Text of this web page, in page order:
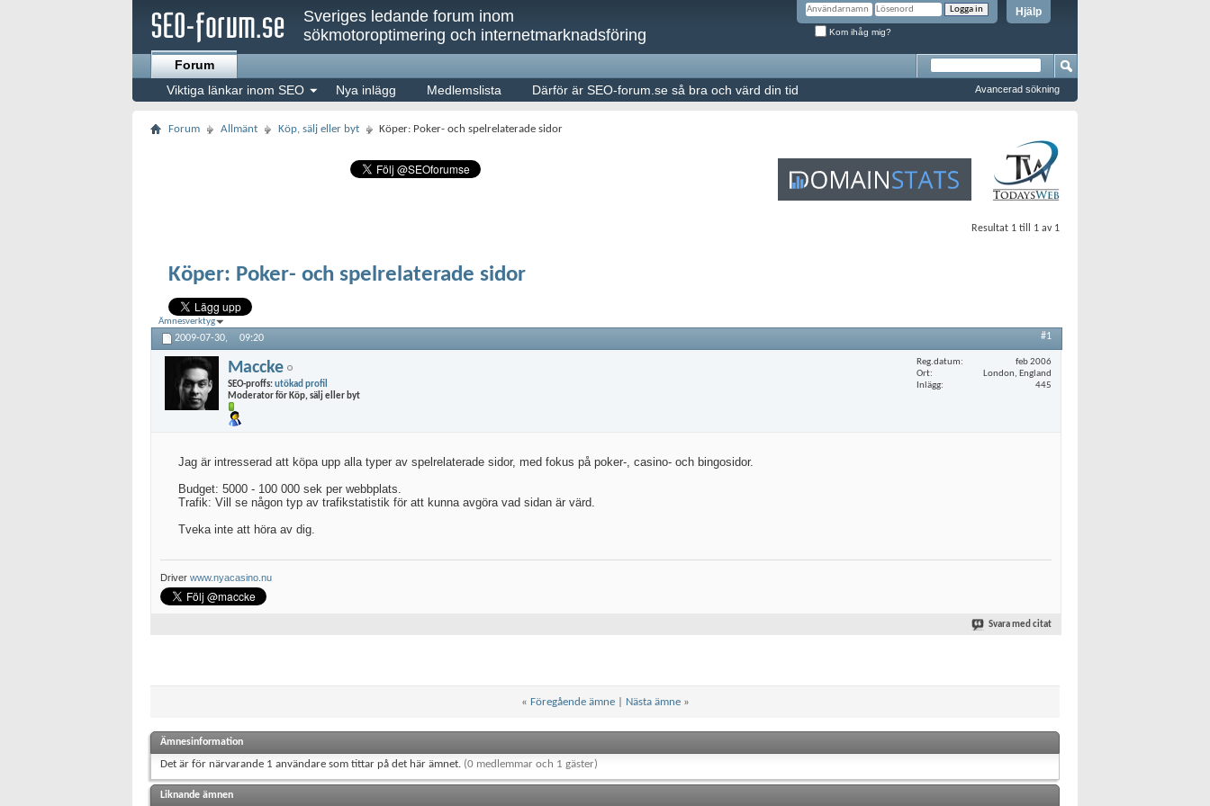
Hjälp
Kom ihåg mig?
Sveriges ledande forum inom
sökmotoroptimering och internetmarknadsföring
Forum
Viktiga länkar inom SEO
Nya inlägg Medlemslista Därför är SEO-forum.se så bra och värd din tid Avancerad sökning
Forum Allmänt Köp, sälj eller byt Köper: Poker- och spelrelaterade sidor
Resultat 1 till 1 av 1
Köper: Poker- och spelrelaterade sidor
Ämnesverktyg
2009-07-30, 09:20 #1
Maccke
SEO-proffs:utökad profil
Moderator för Köp, sälj eller byt
Reg.datum
feb 2006
Ort
London, England
Inlägg
445
Jag är intresserad att köpa upp alla typer av spelrelaterade sidor, med fokus på poker-, casino- och bingosidor.
Budget: 5000 - 100 000 sek per webbplats.
Trafik: Vill se någon typ av trafikstatistik för att kunna avgöra vad sidan är värd.
Tveka inte att höra av dig.
Driver www.nyacasino.nu
Svara med citat
« Föregående ämne| Nästa ämne »
Ämnesinformation
Det är för närvarande 1 användare som tittar på det här ämnet. (0 medlemmar och 1 gäster)
Liknande ämnen